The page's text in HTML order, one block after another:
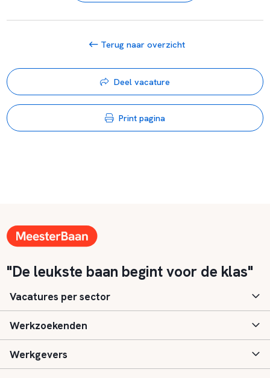
Terug naar overzicht
Deel vacature
Print pagina
"De leukste baan begint voor de klas"
Vacatures per sector
Basisonderwijs
Speciaal (basis) onderwijs
Werkzoekenden
Aanmelden
Werkgevers